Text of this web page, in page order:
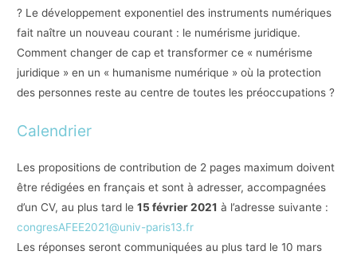
? Le développement exponentiel des instruments numériques
fait naître un nouveau courant : le numérisme juridique.
Comment changer de cap et transformer ce « numérisme
juridique » en un « humanisme numérique » où la protection
des personnes reste au centre de toutes les préoccupations ?
Calendrier
Les propositions de contribution de 2 pages maximum doivent
être rédigées en français et sont à adresser, accompagnées
d’un CV, au plus tard le15 février 2021 à l’adresse suivante :
congresAFEE2021@univ-paris13.fr
Les réponses seront communiquées au plus tard le 10 mars